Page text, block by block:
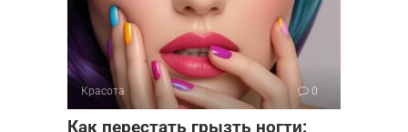
Красота 0
Как перестать грызть ногти: